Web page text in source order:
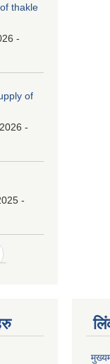
thakle
-
of
-
-